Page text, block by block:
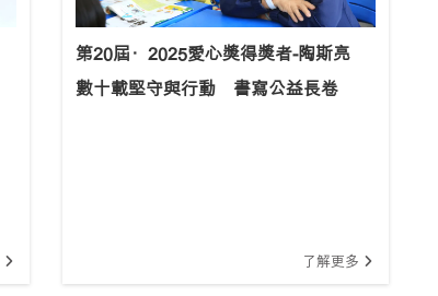
第20屆·2025愛心獎得獎者-陶斯亮
數十載堅守與行動 書寫公益長卷
了解更多